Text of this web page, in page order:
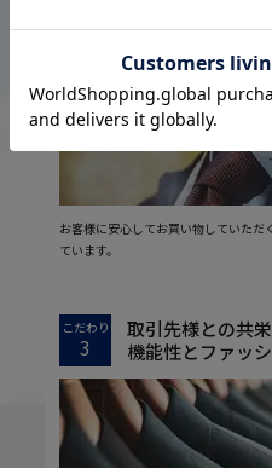
お客様に安心してお買い物していた
ています。
こだわり
3
取引先様との共
機能性とファッ